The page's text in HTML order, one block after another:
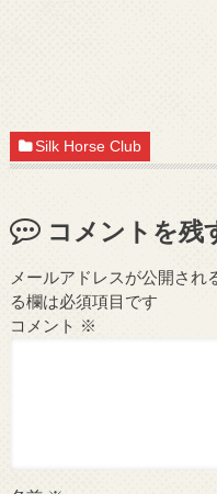
Silk Horse Club
コメントを残
メールアドレスが公開され
る欄は必須項目です
コメント ※